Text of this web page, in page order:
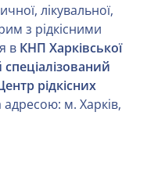
лікувальної,
з рідкісними
в КНП Харківської
рідкісних
адресою: м. Харків,